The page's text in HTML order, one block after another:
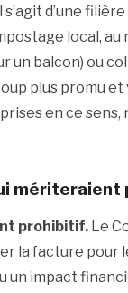
d’une
local, au
un balcon) ou
plus promu et
en ce
mériteraient
prohibitif. Le
la facture pour
un impact